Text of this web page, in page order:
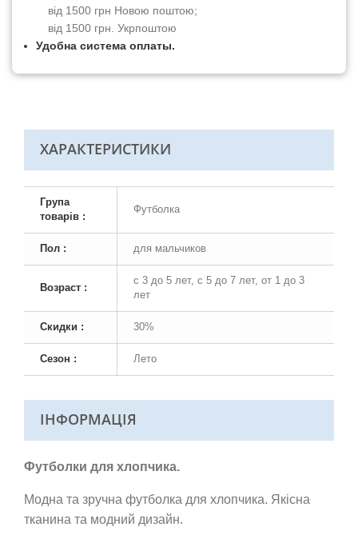
від 1500 грн Новою поштою;
від 1500 грн. Укрпоштою
Удобна система оплаты.
ХАРАКТЕРИСТИКИ
Група
товарів :
Футболка
Пол : для мальчиков
Возраст :
с 3 до 5 лет, с 5 до 7 лет, от 1 до 3
лет
Скидки : 30%
Сезон : Лето
ІНФОРМАЦІЯ
Футболки для хлопчика.
Модна та зручна футболка для хлопчика. Якісна
тканина та модний дизайн.